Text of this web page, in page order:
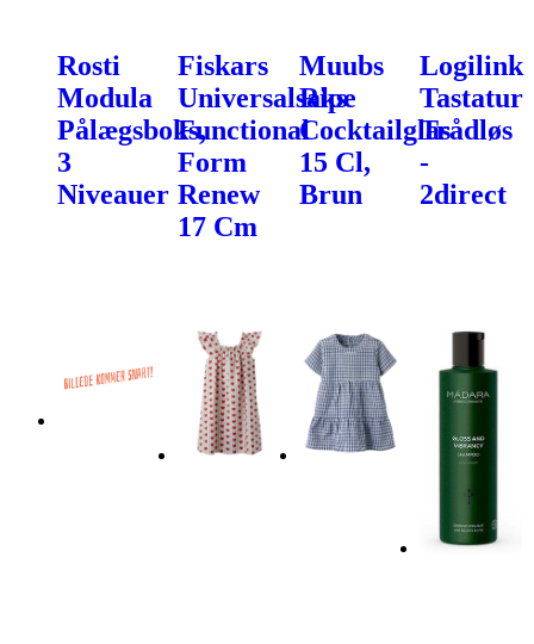
Rosti
Modula
Pålægsboks,
3
Niveauer
Fiskars
Universalsaks
Functional
Form
Renew
17 Cm
Muubs
Ripe
Cocktailglas
15 Cl,
Brun
Logilink
Tastatur
Trådløs
-
2direct